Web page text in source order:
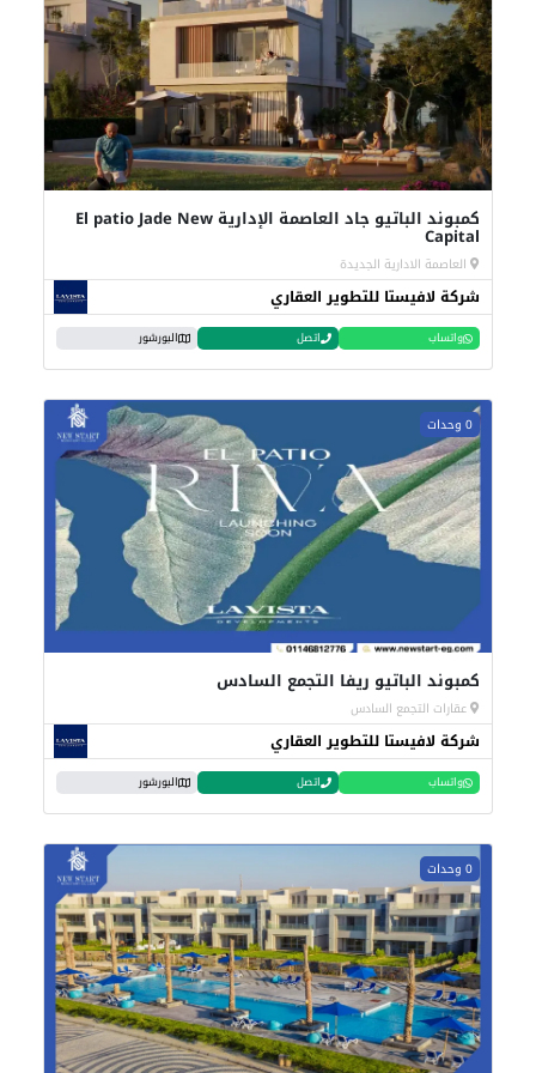
كمبوند الباتيو جاد العاصمة الإدارية El patio Jade New
Capital
العاصمة الادارية الجديدة
شركة لافيستا للتطوير العقاري
واتساب اتصل البورشور
كمبوند الباتيو ريفا التجمع السادس
عقارات التجمع السادس
شركة لافيستا للتطوير العقاري
واتساب اتصل البورشور